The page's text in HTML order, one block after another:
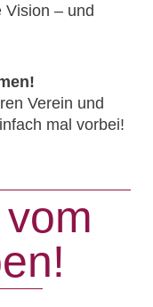
Vision – und
Verein und
mal vorbei!